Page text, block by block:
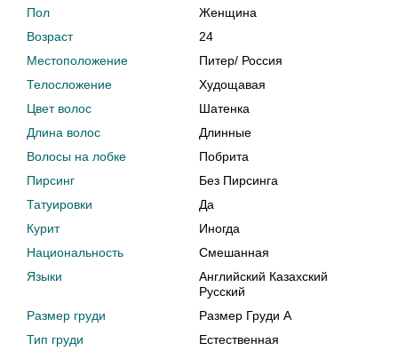
Пол
Женщина
Возраст
24
Местоположение
Питер/ Россия
Телосложение
Худощавая
Цвет волос
Шатенка
Длина волос
Длинные
Волосы на лобке
Побрита
Пирсинг
Без Пирсинга
Татуировки
Да
Курит
Иногда
Национальность
Смешанная
Языки
Английский Казахский
Русский
Размер груди
Размер Груди A
Тип груди
Естественная